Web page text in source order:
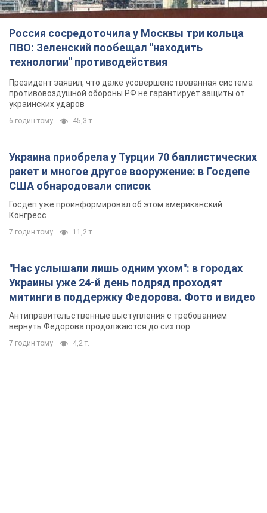
Россия сосредоточила у Москвы три кольца
ПВО: Зеленский пообещал "находить
технологии" противодействия
Президент заявил, что даже усовершенствованная система
противовоздушной обороны РФ не гарантирует защиты от
украинских ударов
6 годин тому 45,3 т.
Украина приобрела у Турции 70 баллистических
ракет и многое другое вооружение: в Госдепе
США обнародовали список
Госдеп уже проинформировал об этом американский
Конгресс
7 годин тому 11,2 т.
"Нас услышали лишь одним ухом": в городах
Украины уже 24-й день подряд проходят
митинги в поддержку Федорова. Фото и видео
Антиправительственные выступления с требованием
вернуть Федорова продолжаются до сих пор
7 годин тому 4,2 т.